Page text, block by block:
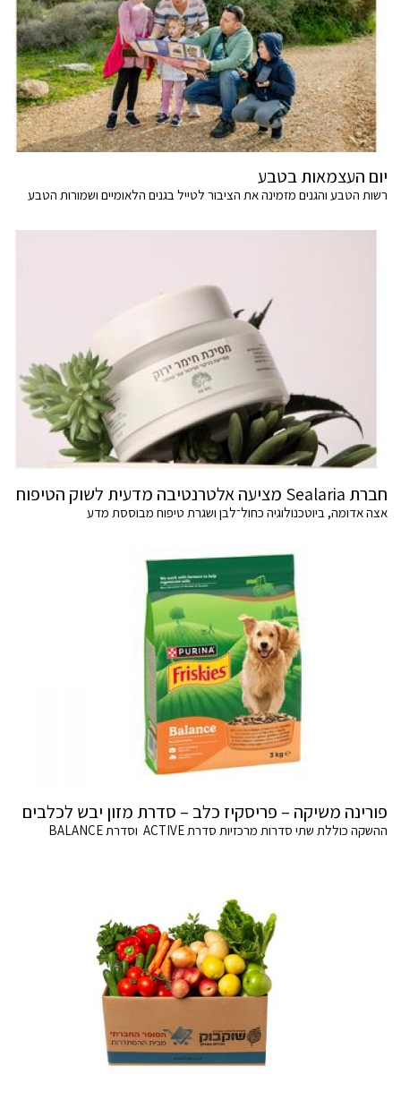
יום העצמאות בטבע
רשות הטבע והגנים מזמינה את הציבור לטייל בגנים הלאומיים ושמורות הטבע
חברת Sealaria מציעה אלטרנטיבה מדעית לשוק הטיפוח
אצה אדומה, ביוטכנולוגיה כחול־לבן ושגרת טיפוח מבוססת מדע
פורינה משיקה – פריסקיז כלב – סדרת מזון יבש לכלבים
ההשקה כוללת שתי סדרות מרכזיות סדרת ACTIVE וסדרת BALANCE